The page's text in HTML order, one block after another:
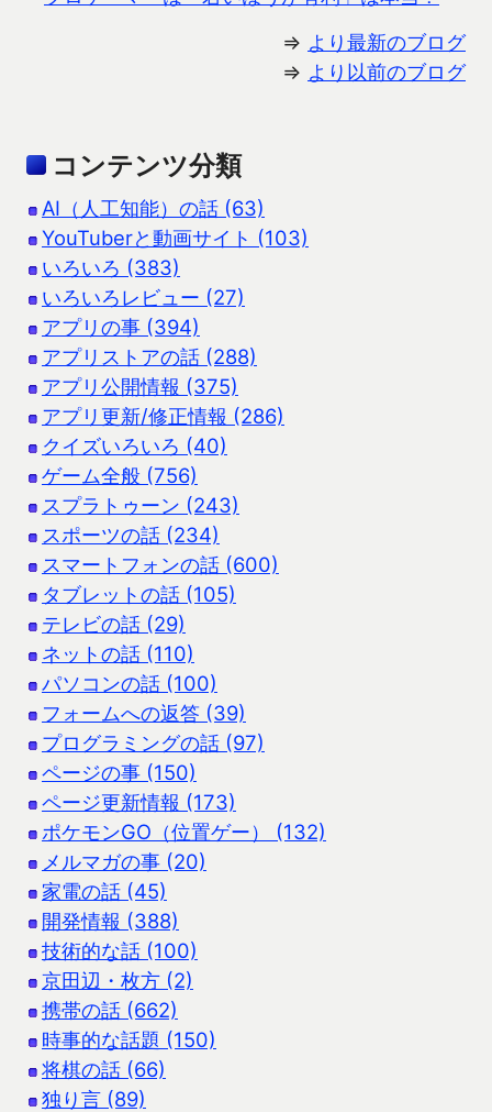
⇒ より最新のブログ
⇒ より以前のブログ
コンテンツ分類
AI（人工知能）の話 (63)
YouTuberと動画サイト (103)
いろいろ (383)
いろいろレビュー (27)
アプリの事 (394)
アプリストアの話 (288)
アプリ公開情報 (375)
アプリ更新/修正情報 (286)
クイズいろいろ (40)
ゲーム全般 (756)
スプラトゥーン (243)
スポーツの話 (234)
スマートフォンの話 (600)
タブレットの話 (105)
テレビの話 (29)
ネットの話 (110)
パソコンの話 (100)
フォームへの返答 (39)
プログラミングの話 (97)
ページの事 (150)
ページ更新情報 (173)
ポケモンGO（位置ゲー） (132)
メルマガの事 (20)
家電の話 (45)
開発情報 (388)
技術的な話 (100)
京田辺・枚方 (2)
携帯の話 (662)
時事的な話題 (150)
将棋の話 (66)
独り言 (89)